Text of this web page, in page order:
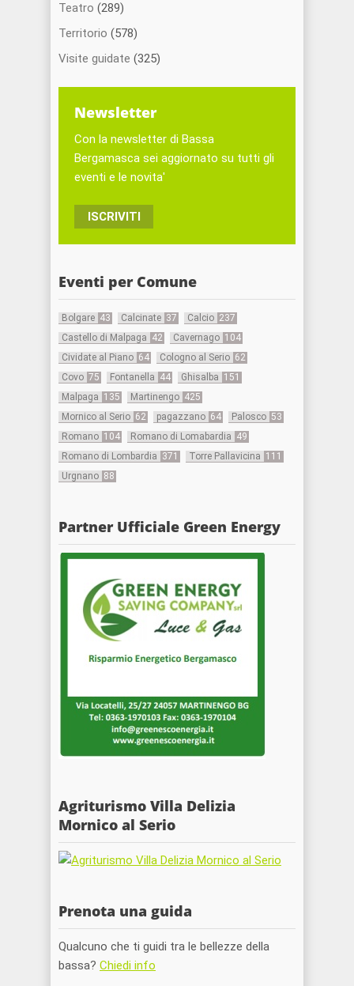
Teatro (289)
Territorio (578)
Visite guidate (325)
Newsletter
Con la newsletter di Bassa
Bergamasca sei aggiornato su tutti gli
eventi e le novita'
ISCRIVITI
Eventi per Comune
Bolgare 43 Calcinate 37 Calcio 237
Castello di Malpaga 42 Cavernago 104
Cividate al Piano 64 Cologno al Serio 62
Covo 75 Fontanella 44 Ghisalba 151
Malpaga 135 Martinengo 425
Mornico al Serio 62 pagazzano 64 Palosco 53
Romano 104 Romano di Lomabardia 49
Romano di Lombardia 371 Torre Pallavicina 111
Urgnano 88
Partner Ufficiale Green Energy
Agriturismo Villa Delizia
Mornico al Serio
Prenota una guida
Qualcuno che ti guidi tra le bellezze della
bassa? Chiedi info